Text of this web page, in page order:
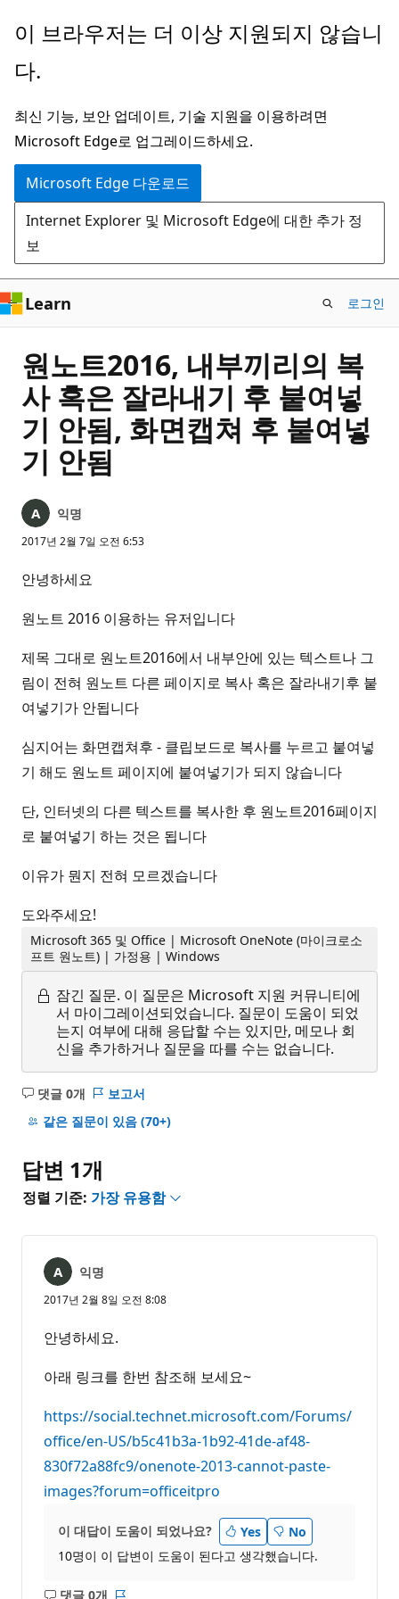
주
콘
츠
로
건
너
뛰
기
이 브라우저는 더 이상 지원되지 않습니
다.
최신 기능, 보안 업데이트, 기술 지원을 이용하려면
Microsoft Edge로 업그레이드하세요.
Microsoft Edge 다운로드
Internet Explorer 및 Microsoft Edge에 대한 추가 정
보
Learn 로그인
원노트2016, 내부끼리의 복
사 혹은 잘라내기 후 붙여넣
기 안됨, 화면캡쳐 후 붙여넣
기 안됨
익명
2017년 2월 7일 오전 6:53
안녕하세요
원노트 2016 이용하는 유저입니다
제목 그대로 원노트2016에서 내부안에 있는 텍스트나 그
림이 전혀 원노트 다른 페이지로 복사 혹은 잘라내기후 붙
여넣기가 안됩니다
심지어는 화면캡쳐후 - 클립보드로 복사를 누르고 붙여넣
기 해도 원노트 페이지에 붙여넣기가 되지 않습니다
단, 인터넷의 다른 텍스트를 복사한 후 원노트2016페이지
로 붙여넣기 하는 것은 됩니다
이유가 뭔지 전혀 모르겠습니다
도와주세요!
Microsoft 365 및 Office | Microsoft OneNote (마이크로소
프트 원노트) | 가정용 | Windows
잠긴 질문. 이 질문은 Microsoft 지원 커뮤니티에
서 마이그레이션되었습니다. 질문이 도움이 되었
는지 여부에 대해 응답할 수는 있지만, 메모나 회
신을 추가하거나 질문을 따를 수는 없습니다.
댓글 0개
설
명
음
보고서
같은 질문이 있음 (70+)
답변 1개
정렬 기준: 가장 유용함
익명
2017년 2월 8일 오전 8:08
안녕하세요.
아래 링크를 한번 참조해 보세요~
https://social.technet.microsoft.com/Forums/
office/en-US/b5c41b3a-1b92-41de-af48-
830f72a88fc9/onenote-2013-cannot-paste-
images?forum=officeitpro
이 대답이 도움이 되었나요? Yes
No
10명이 이 답변이 도움이 된다고 생각했습니다.
댓글 0개